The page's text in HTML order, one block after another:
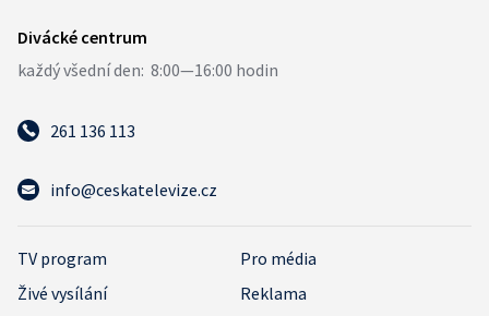
261 136 113
info@ceskatelevize.cz
TV program
Pro média
Živé vysílání
Reklama